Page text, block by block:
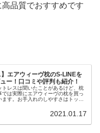
品質でおすすめです
】エアウィーヴ枕のS-LINEを
ー！口コミや評判も紹介！
トレスは聞いたことがあるけど、枕
では実際にエアウィーヴの枕を買っ
す。お手入れのしやすさはトップ
2021.01.17